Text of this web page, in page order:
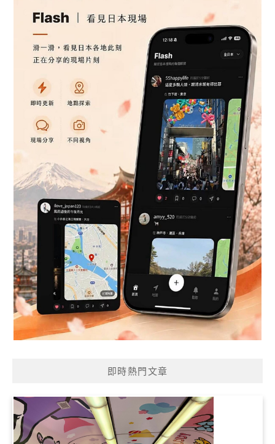
即時熱門文章